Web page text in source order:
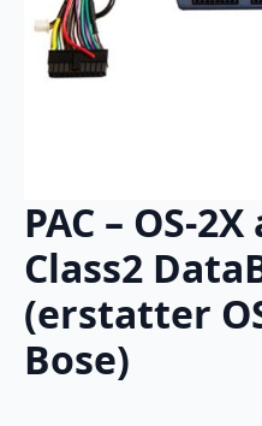
PAC – OS-
Class2
(erstatter
Bose)